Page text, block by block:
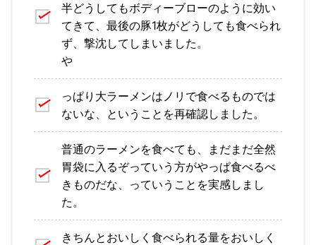
半どうしてもボディーブローのように効い
てきて、最後の豚1枚がどうしても食べられ
ず、撃沈してしまいました。
や
っぱり大ラーメンはノリで食べるものでは
ないな、ということを再確認しました。
普通のラーメンを食べても、まだまだ全然
胃袋に入るぞっていう方がやっぱ食べるべ
きものだな、っていうことを実感しまし
た。
きちんとおいしく食べられる量をおいしく